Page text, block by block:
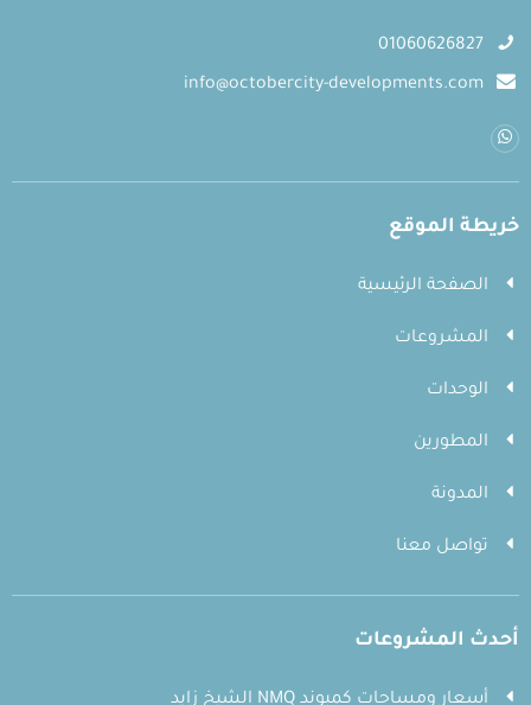
01060626827
info@octobercity-developments.com
خريطة الموقع
الصفحة الرئيسية
المشروعات
الوحدات
المطورين
المدونة
تواصل معنا
أحدث المشروعات
أسعار ومساحات كمبوند NMQ الشيخ زايد